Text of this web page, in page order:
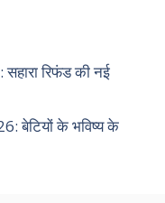
रिफंड की नई
बेटियों के भविष्य के